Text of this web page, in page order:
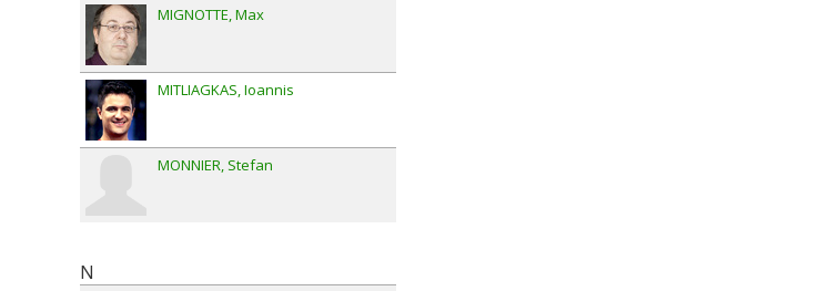
MIGNOTTE Max
MITLIAGKAS Ioannis
MONNIER Stefan
N